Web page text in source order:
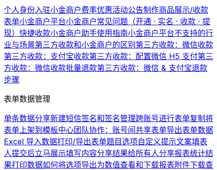
个人身份入驻小金商户费率优惠活动公告制作商品展示/收款
表单小金商户平台小金商户常见问题（开通 · 实名 · 收款 · 提
现） 快捷收款小金商户助手使用指南小金商户平台不支持的行
业与场景第三方收款和小金商户的区别第三方收款：微信收款
第三方收款：支付宝收款第三方收款：配置微信 H5 支付第三
方收款：微信收款批量退款第三方收款：微信 & 支付宝退款
步骤
表单数据管理
单条数据分享新建短信签名和签名管理跨账号进行表单复制将
表单上架到模板中心团队协作：账号间共享表单导出表单数据
Excel 导入数据打印/导出表单题目选项自定义提示文案填表
人提交后立马展示填写内容分享结果给所有人分享报表统计结
果打印数据如何将选项导出为数值查看和下载报表附件下载查